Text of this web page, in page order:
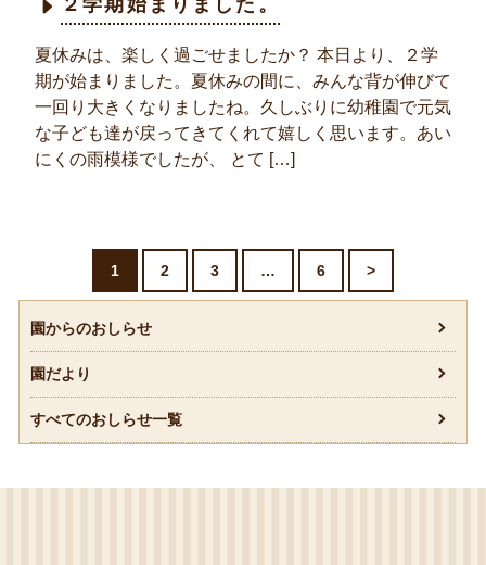
夏休みは、楽しく過ごせましたか？ 本日より、２学
期が始まりました。夏休みの間に、みんな背が伸びて
一回り大きくなりましたね。久しぶりに幼稚園で元気
な子ども達が戻ってきてくれて嬉しく思います。あい
にくの雨模様でしたが、 とて […]
1 2 3 … 6 >
園からのおしらせ
園だより
すべてのおしらせ一覧